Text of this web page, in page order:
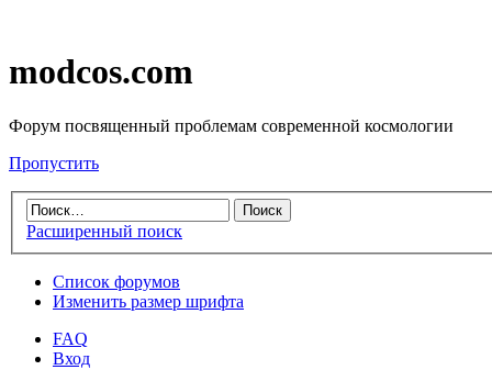
modcos.com
Форум посвященный проблемам современной космологии
Пропустить
Расширенный поиск
Список форумов
Изменить размер шрифта
FAQ
Вход